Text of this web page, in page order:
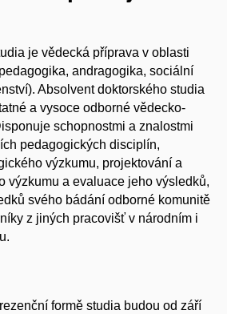
je vědecká příprava v oblasti
andragogika, sociální
Absolvent doktorského studia
a vysoce odborné vědecko-
schopnostmi a znalostmi
pedagogických disciplín,
výzkumu, projektování a
výzkumu a evaluace jeho výsledků,
svého bádání odborné komunitě
z jiných pracovišť v národním i
formě studia budou od září